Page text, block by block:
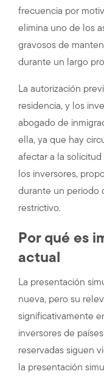
frecuencia por
elimina uno de los
gravosos de
durante un largo
La autorización
residencia, y los
abogado de
ella, ya que hay
afectar a la
los inversores,
durante un periodo
restrictivo.
Por qué es
actual
La presentación
nueva, pero su
significativamente
inversores de
reservadas siguen
la presentación